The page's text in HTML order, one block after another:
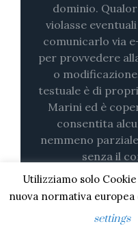
dominio.
violasse
comunicarlo via
per provvedere
o
testuale è di
Marini ed è
consentita
nemmeno
senza il
Utilizziamo solo
nuova normativa europea
settings